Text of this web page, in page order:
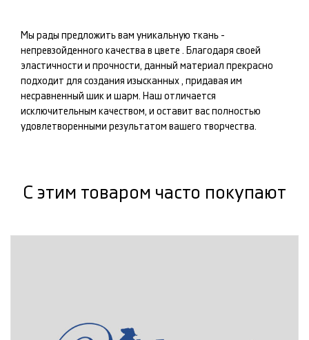
Мы рады предложить вам уникальную ткань -
непревзойденного качества в цвете . Благодаря своей
эластичности и прочности, данный материал прекрасно
подходит для создания изысканных , придавая им
несравненный шик и шарм. Наш отличается
исключительным качеством, и оставит вас полностью
удовлетворенными результатом вашего творчества.
С этим товаром часто покупают